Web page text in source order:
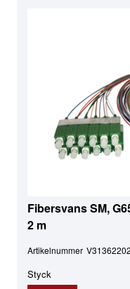
Fibersvans SM,
2 m
Artikelnummer V31362202
Styck